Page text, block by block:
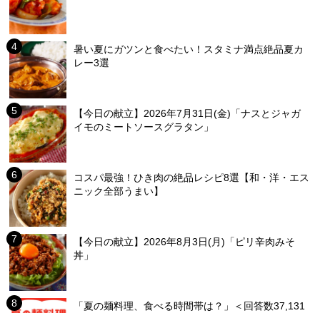
暑い夏にガツンと食べたい！スタミナ満点絶品夏カ
レー3選
【今日の献立】2026年7月31日(金)「ナスとジャガ
イモのミートソースグラタン」
コスパ最強！ひき肉の絶品レシピ8選【和・洋・エス
ニック全部うまい】
【今日の献立】2026年8月3日(月)「ピリ辛肉みそ
丼」
「夏の麺料理、食べる時間帯は？」＜回答数37,131